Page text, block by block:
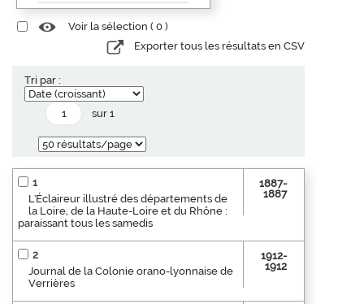
Voir la sélection ( 0 )
Exporter tous les résultats en CSV
Tri par :
sur 1
1
L'Éclaireur illustré des départements de
la Loire, de la Haute-Loire et du Rhône :
paraissant tous les samedis
1887-
1887
2
Journal de la Colonie orano-lyonnaise de
Verrières
1912-
1912